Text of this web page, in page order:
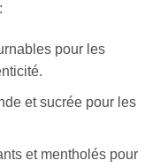
pour les
et sucrée pour les
et mentholés pour